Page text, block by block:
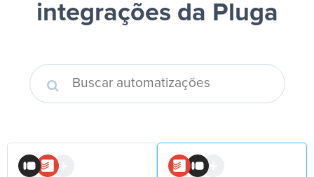
integrações da Pluga